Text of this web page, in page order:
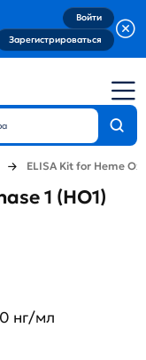
Войти
Зарегистрироваться
ELISA Kit for Heme
1 (HO1)
нг/мл